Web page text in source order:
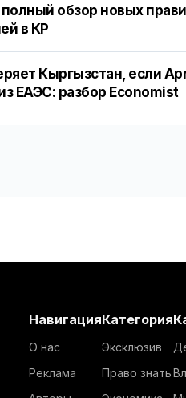
полный обзор новых
в КР
Кыргызстан, если
ЕАЭС: разбор Economist
Навигация
О нас
Реклама
Категория
Эксклюзив
Право знать